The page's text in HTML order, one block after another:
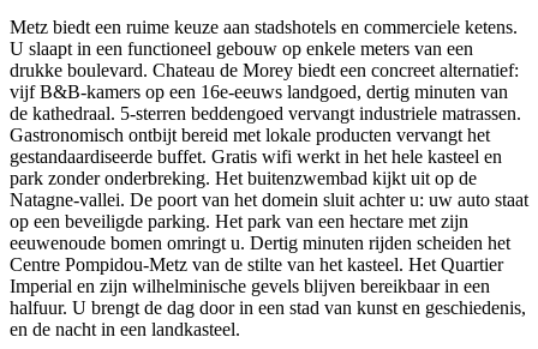
Metz biedt een ruime keuze aan stadshotels en commerciele ketens.
U slaapt in een functioneel gebouw op enkele meters van een
drukke boulevard. Chateau de Morey biedt een concreet alternatief:
vijf B&B-kamers op een 16e-eeuws landgoed, dertig minuten van
de kathedraal. 5-sterren beddengoed vervangt industriele matrassen.
Gastronomisch ontbijt bereid met lokale producten vervangt het
gestandaardiseerde buffet. Gratis wifi werkt in het hele kasteel en
park zonder onderbreking. Het buitenzwembad kijkt uit op de
Natagne-vallei. De poort van het domein sluit achter u: uw auto staat
op een beveiligde parking. Het park van een hectare met zijn
eeuwenoude bomen omringt u. Dertig minuten rijden scheiden het
Centre Pompidou-Metz van de stilte van het kasteel. Het Quartier
Imperial en zijn wilhelminische gevels blijven bereikbaar in een
halfuur. U brengt de dag door in een stad van kunst en geschiedenis,
en de nacht in een landkasteel.